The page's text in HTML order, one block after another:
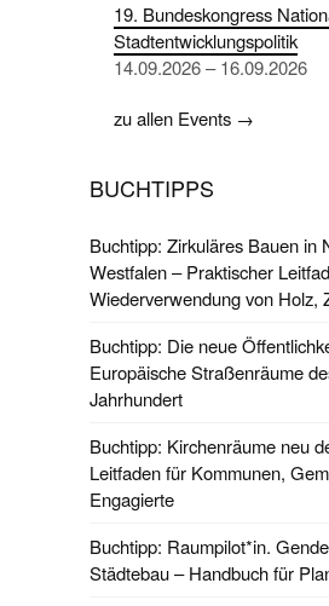
19. Bundeskongress
Stadtentwicklungspolitik
14.09.2026 – 16.09.2026
zu allen Events →
BUCHTIPPS
Buchtipp: Zirkuläres Bauen in
Westfalen – Praktischer
Wiederverwendung von Holz,
Buchtipp: Die neue
Europäische Straßenräume
Jahrhundert
Buchtipp: Kirchenräume neu
Leitfaden für Kommunen,
Engagierte
Buchtipp: Raumpilot*in.
Städtebau – Handbuch für